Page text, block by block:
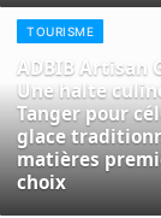
TOURISME
ADBIB Artisan
Une halte
Tanger pour
glace
matières
choix